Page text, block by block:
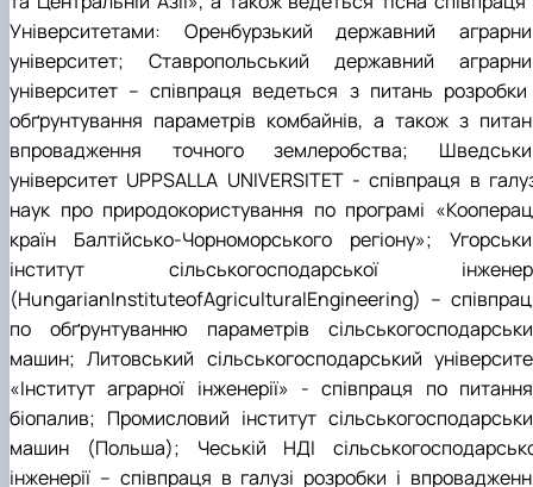
Рейтингові списки
Університетами: Оренбурзький державний
університет; Ставропольський державний
університет – співпраця ведеться з питань розробки
обґрунтування параметрів комбайнів, а також з
впровадження точного землеробства;
університет UPPSALLA UNIVERSITET ‑ співпраця в
наук про природокористування по програмі
країн Балтійсько-Чорноморського регіону»;
інститут сільськогосподарської
(HungarianInstituteofAgriculturalEngineering) –
по обґрунтуванню параметрів
машин; Литовський сільськогосподарський
«Інститут аграрної інженерії» ‑ співпраця по
біопалив; Промисловий інститут
машин (Польша); Чеській НДІ
інженерії – співпраця в галузі розробки і